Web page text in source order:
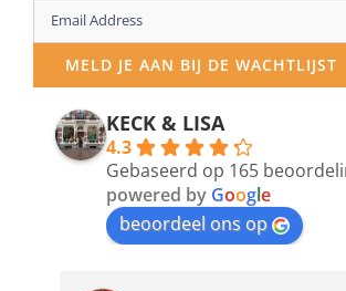
Enter
your
email
address
MELD JE AAN BIJ DE WACHTLIJST
KECK & LISA
4.3
Gebaseerd op 165
powered by Google
beoordeel ons op